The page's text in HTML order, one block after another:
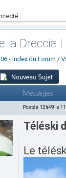
la Dreccia
- Index du Forum /
Messages
Posté à 12h49 le
Téléski
Le